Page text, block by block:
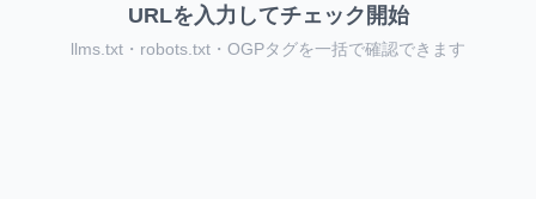
URLを入力してチェック開始
llms.txt・robots.txt・OGPタグを一括で確認できます